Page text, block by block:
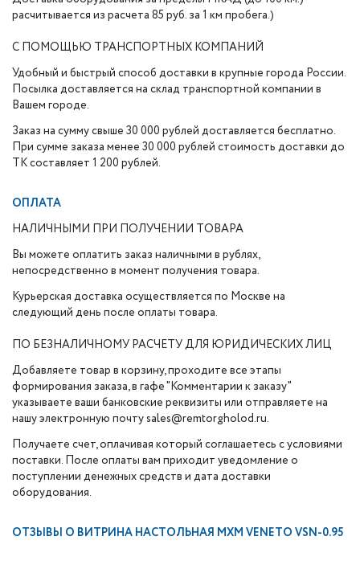
расчитывается из расчета 85 руб. за 1 км пробега.)
С ПОМОЩЬЮ ТРАНСПОРТНЫХ КОМПАНИЙ
Удобный и быстрый способ доставки в крупные города России.
Посылка доставляется на склад транспортной компании в
Вашем городе.
Заказ на сумму свыше 30 000 рублей доставляется бесплатно.
При сумме заказа менее 30 000 рублей стоимость доставки до
ТК составляет 1 200 рублей.
ОПЛАТА
НАЛИЧНЫМИ ПРИ ПОЛУЧЕНИИ ТОВАРА
Вы можете оплатить заказ наличными в рублях,
непосредственно в момент получения товара.
Курьерская доставка осуществляется по Москве на
следующий день после оплаты товара.
ПО БЕЗНАЛИЧНОМУ РАСЧЕТУ ДЛЯ ЮРИДИЧЕСКИХ ЛИЦ
Добавляете товар в корзину, проходите все этапы
формирования заказа, в гафе "Комментарии к заказу"
указываете ваши банковские реквизиты или отправляете на
нашу электронную почту sales@remtorgholod.ru.
Получаете счет, оплачивая который соглашаетесь с условиями
поставки. После оплаты вам приходит уведомление о
поступлении денежных средств и дата доставки
оборудования.
ОТЗЫВЫ О ВИТРИНА НАСТОЛЬНАЯ МХМ VENETO VSN-0.95